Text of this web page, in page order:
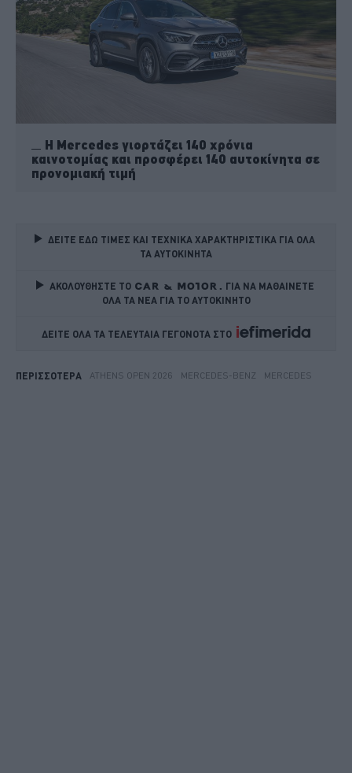
Η Mercedes γιορτάζει 140 χρόνια
καινοτομίας και προσφέρει 140 αυτοκίνητα σε
προνομιακή τιμή
ΔΕΙΤΕ ΕΔΩ ΤΙΜΕΣ ΚΑΙ ΤΕΧΝΙΚΑ ΧΑΡΑΚΤΗΡΙΣΤΙΚΑ ΓΙΑ ΟΛΑ
ΤΑ ΑΥΤΟΚΙΝΗΤΑ
ΑΚΟΛΟΥΘΗΣΤΕ ΤΟ
ΓΙΑ ΝΑ ΜΑΘΑΙΝΕΤΕ
ΟΛΑ ΤΑ ΝΕΑ ΓΙΑ ΤΟ ΑΥΤΟΚΙΝΗΤΟ
ΔΕΙΤΕ ΟΛΑ ΤΑ ΤΕΛΕΥΤΑΙΑ ΓΕΓΟΝΟΤΑ ΣΤΟ
ΠΕΡΙΣΣΟΤΕΡΑ ATHENS OPEN 2026 MERCEDES-BENZ MERCEDES